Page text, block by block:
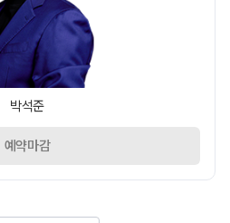
박석준
예약마감